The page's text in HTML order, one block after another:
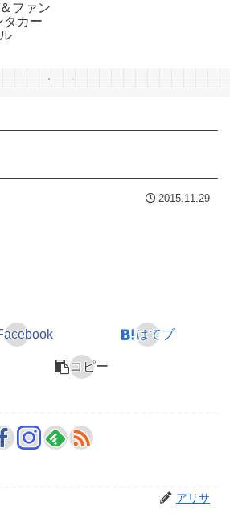
ファン
タカー
2015.11.29
はてブ
コピー
アリサ